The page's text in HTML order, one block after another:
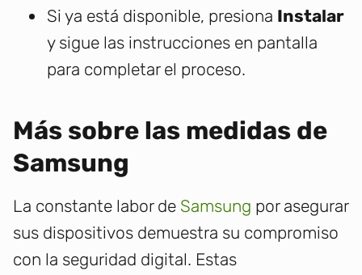
Si ya está disponible, presiona Instalar
y sigue las instrucciones en pantalla
para completar el proceso.
Más sobre las medidas de
Samsung
La constante labor de Samsung por asegurar
sus dispositivos demuestra su compromiso
con la seguridad digital. Estas